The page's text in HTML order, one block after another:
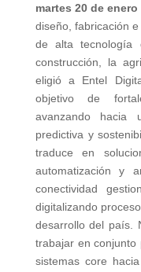
martes 20 de enero
diseño, fabricación
de alta tecnología
construcción, la
eligió a Entel
objetivo de
avanzando hacia
predictiva y
traduce en
automatización y
conectividad
digitalizando
desarrollo del país.
trabajar en conjunto
sistemas core